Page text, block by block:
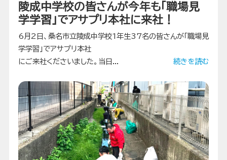
陵成中学校の皆さんが今年も「職場見
学学習」でアサプリ本社に来社！
6月2日、桑名市立陵成中学校1年生37名の皆さんが「職場見
学学習」でアサプリ本社
にご来社くださいました。当日...
続きを読む